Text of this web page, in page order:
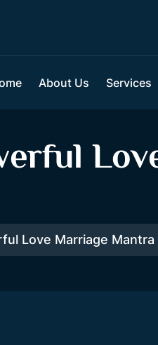
About Us Services
Love Marriage Mantra